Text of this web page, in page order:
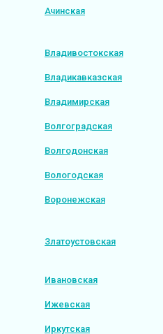
Ачинская
Владивостокская
Владикавказская
Владимирская
Волгоградская
Волгодонская
Вологодская
Воронежская
Златоустовская
Ивановская
Ижевская
Иркутская